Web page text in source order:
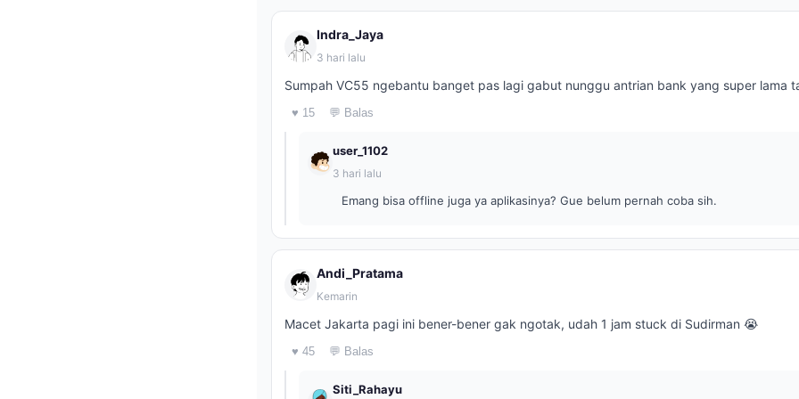
Indra_Jaya
3 hari lalu
Sumpah VC55 ngebantu banget pas lagi gabut nunggu antrian bank yang super lama
♥ 15 💬 Balas
user_1102
3 hari lalu
Emang bisa offline juga ya aplikasinya? Gue belum pernah coba sih.
Andi_Pratama
Kemarin
Macet Jakarta pagi ini bener-bener gak ngotak, udah 1 jam stuck di Sudirman 😭
♥ 45 💬 Balas
Siti_Rahayu